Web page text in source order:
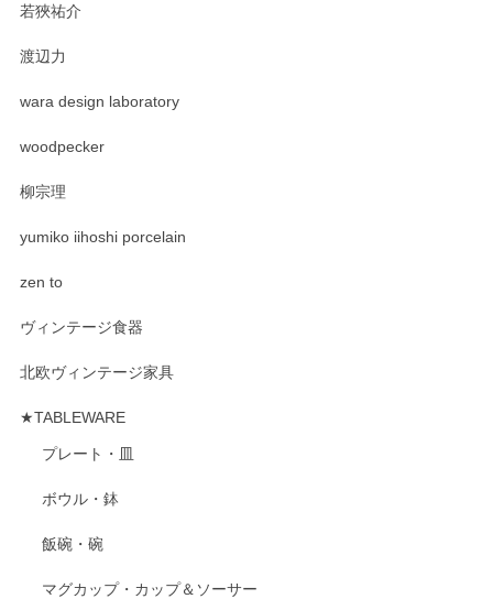
若狹祐介
渡辺力
wara design laboratory
woodpecker
柳宗理
yumiko iihoshi porcelain
zen to
ヴィンテージ食器
北欧ヴィンテージ家具
★TABLEWARE
プレート・皿
ボウル・鉢
飯碗・碗
マグカップ・カップ＆ソーサー